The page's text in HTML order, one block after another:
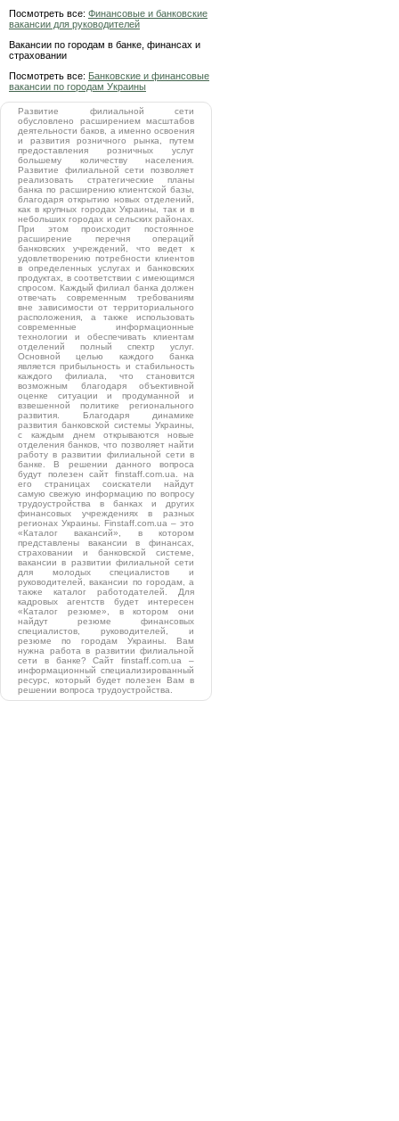
Посмотреть все: Финансовые и банковские
вакансии для руководителей
Вакансии по городам в банке, финансах и
страховании
Посмотреть все: Банковские и финансовые
вакансии по городам Украины
Развитие филиальной сети
обусловлено расширением масштабов
деятельности баков, а именно освоения
и развития розничного рынка, путем
предоставления розничных услуг
большему количеству населения.
Развитие филиальной сети позволяет
реализовать стратегические планы
банка по расширению клиентской базы,
благодаря открытию новых отделений,
как в крупных городах Украины, так и в
небольших городах и сельских районах.
При этом происходит постоянное
расширение перечня операций
банковских учреждений, что ведет к
удовлетворению потребности клиентов
в определенных услугах и банковских
продуктах, в соответствии с имеющимся
спросом. Каждый филиал банка должен
отвечать современным требованиям
вне зависимости от территориального
расположения, а также использовать
современные информационные
технологии и обеспечивать клиентам
отделений полный спектр услуг.
Основной целью каждого банка
является прибыльность и стабильность
каждого филиала, что становится
возможным благодаря объективной
оценке ситуации и продуманной и
взвешенной политике регионального
развития. Благодаря динамике
развития банковской системы Украины,
с каждым днем открываются новые
отделения банков, что позволяет найти
работу в развитии филиальной сети в
банке. В решении данного вопроса
будут полезен сайт finstaff.com.ua. на
его страницах соискатели найдут
самую свежую информацию по вопросу
трудоустройства в банках и других
финансовых учреждениях в разных
регионах Украины. Finstaff.com.ua – это
«Каталог вакансий», в котором
представлены вакансии в финансах,
страховании и банковской системе,
вакансии в развитии филиальной сети
для молодых специалистов и
руководителей, вакансии по городам, а
также каталог работодателей. Для
кадровых агентств будет интересен
«Каталог резюме», в котором они
найдут резюме финансовых
специалистов, руководителей, и
резюме по городам Украины. Вам
нужна работа в развитии филиальной
сети в банке? Сайт finstaff.com.ua –
информационный специализированный
ресурс, который будет полезен Вам в
решении вопроса трудоустройства.